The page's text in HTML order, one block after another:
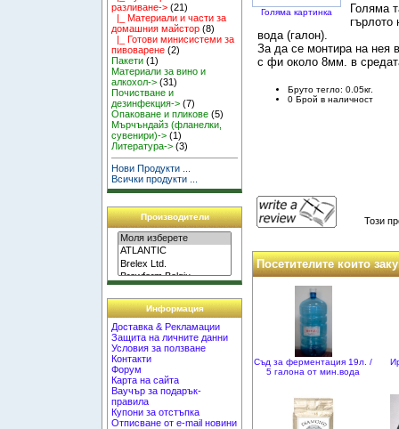
разливане-> (21)
|_ Материали и части за
домашния майстор (8)
|_ Готови минисистеми за
пивоварене (2)
Пакети (1)
Материали за вино и
алкохол-> (31)
Почистване и
дезинфекция-> (7)
Опаковане и пликове (5)
Мърчъндайз (фланелки,
сувенири)-> (1)
Литература-> (3)
Нови Продукти ...
Всички продукти ...
Производители
Информация
Доставка & Рекламации
Защита на личните данни
Условия за ползване
Контакти
Форум
Карта на сайта
Ваучър за подарък-
правила
Купони за отстъпка
Отписване от e-mail новини
Голяма картинка
Голяма
гърлото
вода (галон).
За да се монтира на нея
с фи около 8мм. в
Бруто тегло: 0.05кг.
0 Брой в наличност
Този
Посетителите които
Съд за ферментация 19л. /
5 галона от мин.вода